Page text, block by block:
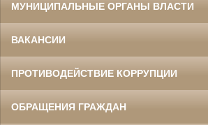
МУНИЦИПАЛЬНЫЕ ОРГАНЫ ВЛАСТИ
ВАКАНСИИ
ПРОТИВОДЕЙСТВИЕ КОРРУПЦИИ
ОБРАЩЕНИЯ ГРАЖДАН